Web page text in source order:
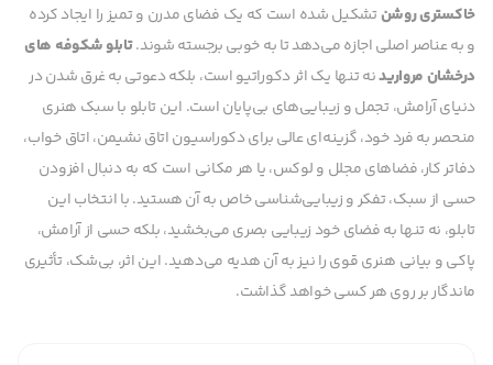
خاکستری روشن تشکیل شده است که یک فضای مدرن و تمیز را ایجاد کرده
و به عناصر اصلی اجازه می‌دهد تا به خوبی برجسته شوند.تابلو شکوفه های
درخشان مرواریدنه تنها یک اثر دکوراتیو است، بلکه دعوتی به غرق شدن در
دنیای آرامش، تجمل و زیبایی‌های بی‌پایان است. این تابلو با سبک هنری
منحصر به فرد خود، گزینه‌ای عالی برای دکوراسیون اتاق نشیمن، اتاق خواب،
دفاتر کار، فضاهای مجلل و لوکس، یا هر مکانی است که به دنبال افزودن
حسی از سبک، تفکر و زیبایی‌شناسی خاص به آن هستید. با انتخاب این
تابلو، نه تنها به فضای خود زیبایی بصری می‌بخشید، بلکه حسی از آرامش،
پاکی و بیانی هنری قوی را نیز به آن هدیه می‌دهید. این اثر، بی‌شک، تأثیری
ماندگار بر روی هر کسی خواهد گذاشت.